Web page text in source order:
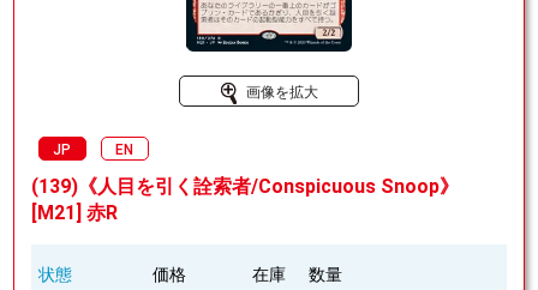
画像を拡大
JP EN
(139)《人目を引く詮索者/Conspicuous Snoop》
[M21] 赤R
状態 価格 在庫 数量